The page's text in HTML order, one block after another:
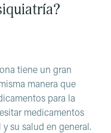
tiene un gran
manera que
para la
medicamentos
su salud en general.